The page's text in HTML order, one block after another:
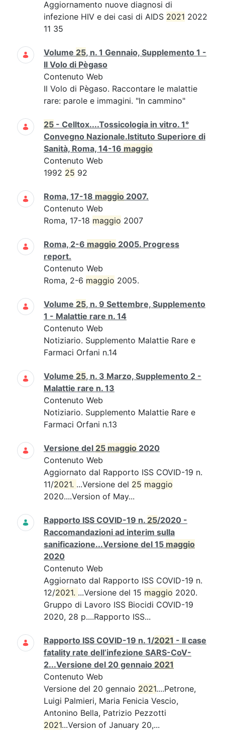
Aggiornamento nuove diagnosi di
infezione HIV e dei casi di AIDS 2021 2022
11 35
Volume 25, n. 1 Gennaio, Supplemento 1 -
Il Volo di Pègaso
Contenuto Web
Il Volo di Pègaso. Raccontare le malattie
rare: parole e immagini. "In cammino"
25 - Celltox....Tossicologia in vitro. 1°
Convegno Nazionale.Istituto Superiore di
Sanità, Roma, 14-16 maggio
Contenuto Web
1992 25 92
Roma, 17-18 maggio 2007.
Contenuto Web
Roma, 17-18 maggio 2007
Roma, 2-6 maggio 2005. Progress
report.
Contenuto Web
Roma, 2-6 maggio 2005.
Volume 25, n. 9 Settembre, Supplemento
1 - Malattie rare n. 14
Contenuto Web
Notiziario. Supplemento Malattie Rare e
Farmaci Orfani n.14
Volume 25, n. 3 Marzo, Supplemento 2 -
Malattie rare n. 13
Contenuto Web
Notiziario. Supplemento Malattie Rare e
Farmaci Orfani n.13
Versione del 25 maggio 2020
Contenuto Web
Aggiornato dal Rapporto ISS COVID-19 n.
11/2021. ...Versione del 25 maggio
2020....Version of May...
Rapporto ISS COVID-19 n. 25/2020 -
Raccomandazioni ad interim sulla
sanificazione...Versione del 15 maggio
2020
Contenuto Web
Aggiornato dal Rapporto ISS COVID-19 n.
12/2021. ...Versione del 15 maggio 2020.
Gruppo di Lavoro ISS Biocidi COVID-19
2020, 28 p....Rapporto ISS...
Rapporto ISS COVID-19 n. 1/2021 - Il case
fatality rate dell’infezione SARS-CoV-
2...Versione del 20 gennaio 2021
Contenuto Web
Versione del 20 gennaio 2021....Petrone,
Luigi Palmieri, Maria Fenicia Vescio,
Antonino Bella, Patrizio Pezzotti
2021...Version of January 20,...